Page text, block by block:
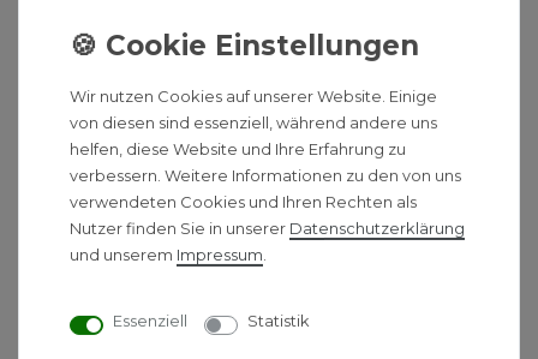
ConnectPRO mit PC / Tablet: - System-
Regelsystem EMS plus. Zentra- le Bedienung für
Gas-/Öl-Brennwertkessel sowie Heizkreis(e),
Warmwasser, Solar, Frischwasserstation, Lüftung.
Hinter- leuchtetes Farb-Volltouchdisplay 5 Zoll. Die
System-Bedieneinheit ist integriert in die
Regelgerätfront (nicht im Wohn- raum installiert -
ggfs. Zubehör Fern- bedienung erforderlich). -
für den Betreiber zur Klartextanzeige aktueller
Wir nutzen Cookies auf unserer Website. Einige
von diesen sind essenziell, während andere uns
helfen, diese Website und Ihre Erfahrung zu
verbessern. Weitere Informationen zu den von uns
verwendeten Cookies und Ihren Rechten als
Nutzer finden Sie in unserer Daten­schutz­erklärung
und unserem Impressum
Essenziell Statistik